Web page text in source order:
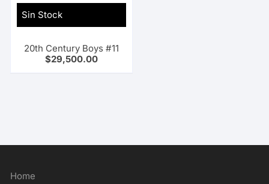
Sin Stock
20th Century Boys #11
$29,500.00
Home